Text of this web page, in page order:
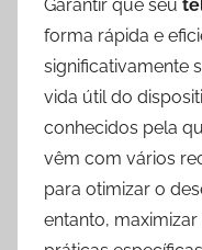
Garantir que seu
forma rápida e
significativamente
vida útil do
conhecidos pela
vêm com vários
para otimizar o
entanto,